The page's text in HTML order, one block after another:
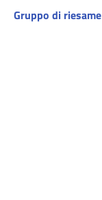
Gruppo di riesame